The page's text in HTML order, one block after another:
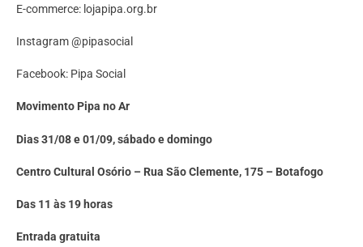
E-commerce: lojapipa.org.br
Instagram @pipasocial
Facebook: Pipa Social
Movimento Pipa no Ar
Dias 31/08 e 01/09, sábado e domingo
Centro Cultural Osório – Rua São Clemente, 175 – Botafogo
Das 11 às 19 horas
Entrada gratuita